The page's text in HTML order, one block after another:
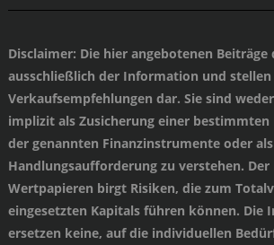
Disclaimer: Die hier angebotenen Beiträge
ausschließlich der Information und stellen
Verkaufsempfehlungen dar. Sie sind
implizit als Zusicherung einer
der genannten Finanzinstrumente oder als
Handlungsaufforderung zu verstehen. Der
Wertpapieren birgt Risiken, die zum
eingesetzten Kapitals führen können. Die
ersetzen keine, auf die individuellen